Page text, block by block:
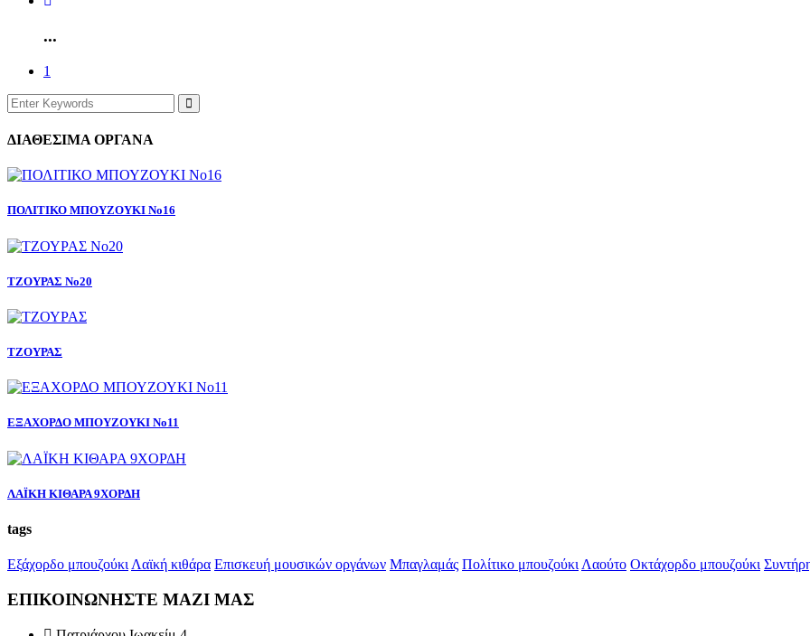
...
1
ΔΙΑΘΕΣΙΜΑ ΟΡΓΑΝΑ
ΠΟΛΙΤΙΚΟ ΜΠΟΥΖΟΥΚΙ Νο16
ΤΖΟΥΡΑΣ Νο20
ΤΖΟΥΡΑΣ
ΕΞΑΧΟΡΔΟ ΜΠΟΥΖΟΥΚΙ Νο11
ΛΑΪΚΗ ΚΙΘΑΡΑ 9ΧΟΡΔΗ
tags
Εξάχορδο μπουζούκι Λαϊκή κιθάρα Επισκευή μουσικών οργάνων Μπαγλαμάς Πολίτικο μπουζούκι Λαούτο Οκτάχορδο μπουζούκι
ΕΠΙΚΟΙΝΩΝΗΣΤΕ ΜΑΖΙ ΜΑΣ